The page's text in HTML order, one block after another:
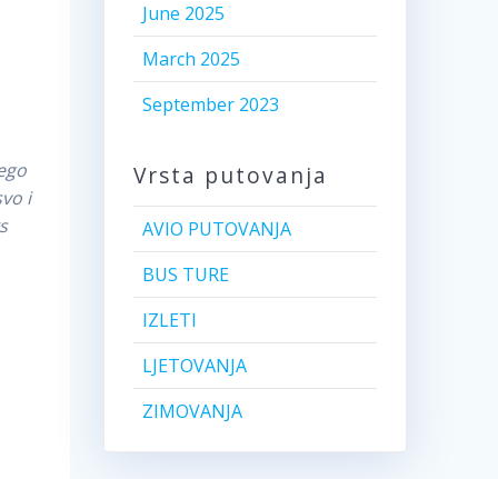
i
June 2025
March 2025
September 2023
Vrsta putovanja
AVIO PUTOVANJA
BUS TURE
IZLETI
LJETOVANJA
ZIMOVANJA